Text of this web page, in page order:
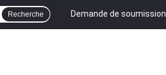
Demande de soumission
Recherche